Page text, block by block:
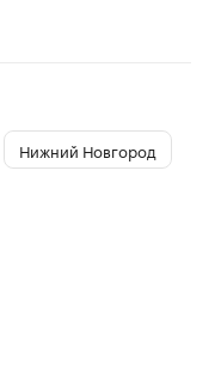
Нижний Новгород